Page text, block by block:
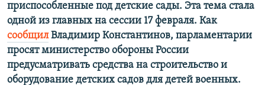
приспособленные под детские сады. Эта тема стала
одной из главных на сессии 17 февраля. Как
сообщилВладимир Константинов, парламентарии
просят министерство обороны России
предусматривать средства на строительство и
оборудование детских садов для детей военных.